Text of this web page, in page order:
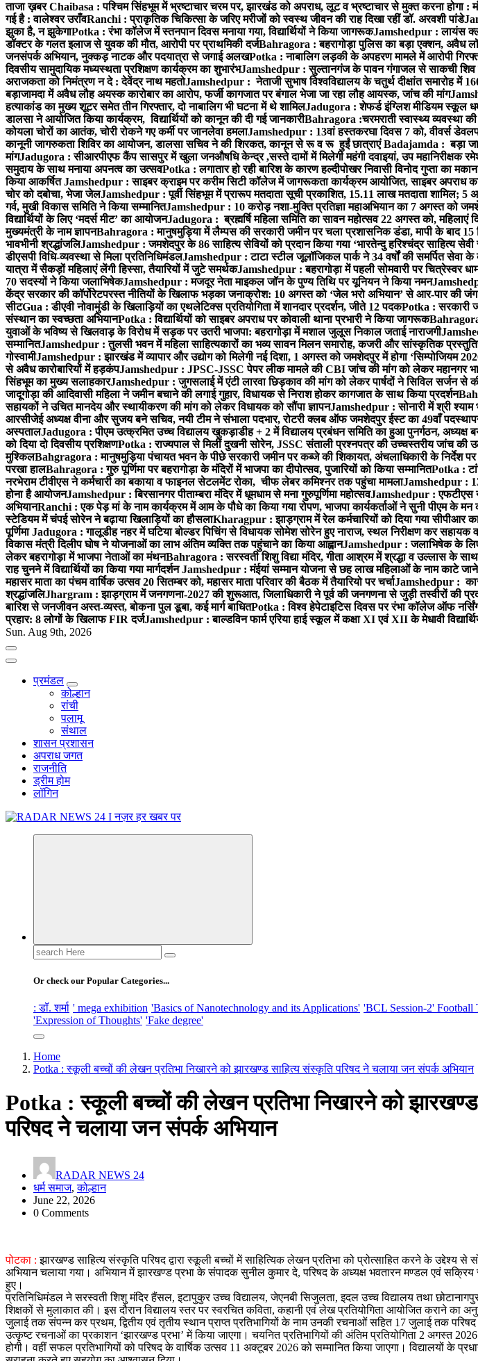
ताजा ख़बरChaibasa : पश्चिम सिंहभूम में भ्रष्टाचार चरम पर, झारखंड को अपराध, लूट व भ्रष्टाचार से मुक्त करना होगा :
गई है : वालेश्वर उराँवRanchi : प्राकृतिक चिकित्सा के जरिए मरीजों को स्वस्थ जीवन की राह दिखा रहीं डॉ. अरवशी पांडे
झुका है, न झुकेगाPotka : रंभा कॉलेज में स्तनपान दिवस मनाया गया, विद्यार्थियों ने किया जागरूकJamshedpur : लायंस
डॉक्टर के गलत इलाज से युवक की मौत, आरोपी पर प्राथमिकी दर्जBahragora : बहरागोड़ा पुलिस का बड़ा एक्शन, अवैध
जनसंपर्क अभियान, नुक्कड़ नाटक और पदयात्रा से जगाई अलखPotka : नाबालिग लड़की के अपहरण मामले में आरोपी
दिवसीय सामुदायिक मध्यस्थता प्रशिक्षण कार्यक्रम का शुभारंभJamshedpur : सुल्तानगंज के पावन गंगाजल से साकची शिव
अराजकता को निमंत्रण न दे : देवेंद्र नाथ महतोJamshedpur : नेताजी सुभाष विश्वविद्यालय के चतुर्थ दीक्षांत समारोह में
बड़ाजामदा में अवैध लौह अयस्क कारोबार का आरोप, फर्जी कागजात पर बंगाल भेजा जा रहा लौह आयस्क, जांच की मांग
हत्याकांड का मुख्य शूटर समेत तीन गिरफ्तार, दो नाबालिग भी घटना में थे शामिलJadugora : शेफर्ड इंग्लिश मीडियम स्कूल
डालसा ने आयोजित किया कार्यक्रम, विद्यार्थियों को कानून की दी गई जानकारीBahragora :चरमराती स्वास्थ्य व्यवस्था
कोयला चोरों का आतंक, चोरी रोकने गए कर्मी पर जानलेवा हमलाJamshedpur : 13वां हस्तकरघा दिवस 7 को, वीवर्स
कानूनी जागरुकता शिविर का आयोजन, डालसा सचिव ने की शिरकत, कानून से रू व रू हुईं छात्राएंBadajamda : बड़ा
मांगJadugora : सीआरपीएफ कैंप सासपुर में खुला जनऔषधि केन्द्र ,सस्ते दामों में मिलेगी महंगी दवाइयां, उप महानिरीक्षक
समुदाय के साथ मनाया अपनत्व का उत्सवPotka : लगातार हो रही बारिश के कारण हल्दीपोखर निवासी विनोद गुप्ता का
किया आकर्षितJamshedpur : साइबर क्राइम पर करीम सिटी कॉलेज में जागरूकता कार्यक्रम आयोजित, साइबर अपराध
चोर को दबोचा, भेजा जेलJamshedpur : पूर्वी सिंहभूम में प्रारूप मतदाता सूची प्रकाशित, 15.11 लाख मतदाता शामिल; 5
गर्व, मुखी विकास समिति ने किया सम्मानितJamshedpur : 10 करोड़ नशा-मुक्ति प्रतिज्ञा महाअभियान का 7 अगस्त को
विद्यार्थियों के लिए ‘मदर्स मीट’ का आयोजनJadugora : ब्रह्मर्षि महिला समिति का सावन महोत्सव 22 अगस्त को, महिलाएं
मुख्यमंत्री के नाम ज्ञापनBahragora : मानुषमुड़िया में लैम्पस की सरकारी जमीन पर चला प्रशासनिक डंडा, मापी के बाद
भावभीनी श्रद्धांजलिJamshedpur : जमशेदपुर के 86 साहित्य सेवियों को प्रदान किया गया ‘भारतेन्दु हरिश्चंद्र साहित्य सेवी
डीएसपी विधि-व्यवस्था से मिला प्रतिनिधिमंडलJamshedpur : टाटा स्टील जूलॉजिकल पार्क ने 34 वर्षों की समर्पित सेवा के
यात्रा में सैकड़ों महिलाएं लेंगी हिस्सा, तैयारियों में जुटे समर्थकJamshedpur : बहरागोड़ा में पहली सोमवारी पर चित्रेस्वर
70 सदस्यों ने किया जलाभिषेकJamshedpur : मजदूर नेता माइकल जॉन के पुण्य तिथि पर यूनियन ने किया नमन
केंद्र सरकार की कॉर्पोरेटपरस्त नीतियों के खिलाफ भड़का जनाक्रोश: 10 अगस्त को ‘जेल भरो अभियान’ से आर-पार की
सीटGua : डीएवी नोवामुंडी के खिलाड़ियों का एथलेटिक्स प्रतियोगिता में शानदार प्रदर्शन, जीते 12 पदकPotka : सरकारी
संस्थान का स्वच्छता अभियानPotka : विद्यार्थियों को साइबर अपराध पर कोवाली थाना प्रभारी ने किया जागरूक
युवाओं के भविष्य से खिलवाड़ के विरोध में सड़क पर उतरी भाजपा: बहरागोड़ा में मशाल जुलूस निकाल जताई नाराजगी
सम्मानितJamshedpur : तुलसी भवन में महिला साहित्यकारों का भव्य सावन मिलन समारोह, कजरी और सांस्कृतिक
गोस्वामीJamshedpur : झारखंड में व्यापार और उद्योग को मिलेगी नई दिशा, 1 अगस्त को जमशेदपुर में होगा ‘सिम्पोजियम
से अवैध कारोबारियों में हड़कंपJamshedpur : JPSC-JSSC पेपर लीक मामले की CBI जांच की मांग को लेकर महानगर
सिंहभूम का मुख्य सलाहकारJamshedpur : जुगसलाई में एंटी लारवा छिड़काव की मांग को लेकर पार्षदों ने सिविल सर्जन से
जादूगोड़ा की आदिवासी महिला ने जमीन बचाने की लगाई गुहार, विधायक से निराश होकर कागजात के साथ किया प्रदर्शन
सहायकों ने उचित मानदेय और स्थायीकरण की मांग को लेकर विधायक को सौंपा ज्ञापनJamshedpur : सोनारी में श्री
आरसीजेई अध्यक्ष वीना और सुजय बने सचिव, नयी टीम ने संभाला पदभार, रोटरी क्लब ऑफ जमशेदपुर ईस्ट का 49वाँ
अस्पतालJadugora : पीएम उत्क्रमित उच्च विद्यालय खुकड़ाडीह + 2 में विद्यालय प्रबंधन समिति का हुआ पुनर्गठन, अध्यक्ष
को दिया दो दिवसीय प्रशिक्षणPotka : राज्यपाल से मिलीं दुखनी सोरेन, JSSC संताली प्रश्नपत्र की उच्चस्तरीय जांच की
मुश्किलBahgragora : मानुषमुड़िया पंचायत भवन के पीछे सरकारी जमीन पर कब्जे की शिकायत, अंचलाधिकारी के निर्देश पर
परखा हालBahragora : गुरु पूर्णिमा पर बहरागोड़ा के मंदिरों में भाजपा का दीपोत्सव, पुजारियों को किया सम्मानितPotka :
नरभेराम टीवीएस ने कर्मचारी का बकाया व फाइनल सेटलमेंट रोका, चीफ लेबर कमिश्नर तक पहुंचा मामलाJamshedpur :
होना है आयोजनJamshedpur : बिरसानगर पीताम्बरा मंदिर में धूमधाम से मना गुरुपूर्णिमा महोत्सवJamshedpur : एफटीएस ने
अभियानRanchi : एक पेड़ मां के नाम कार्यक्रम में आम के पौधे का किया गया रोपण, भाजपा कार्यकर्ताओं ने सुनी पीएम के मन
स्टेडियम में चंपई सोरेन ने बढ़ाया खिलाड़ियों का हौसलाKharagpur : झाड़ग्राम में रेल कर्मचारियों को दिया गया
पूर्णिमाJadugora : गालूडीह नहर में घटिया बोल्डर पिचिंग से विधायक सोमेश सोरेन हुए नाराज, स्थल निरीक्षण कर
विकास मंत्री दिलीप घोष ने योजनाओं का लाभ अंतिम व्यक्ति तक पहुंचाने का किया आह्वानJamshedpur : जलाभिषेक के लिए
लेकर बहरागोड़ा में भाजपा नेताओं का मंथनBahragora : सरस्वती शिशु विद्या मंदिर, गीता आश्रम में श्रद्धा व उल्लास के साथ
राह चुनने में विद्यार्थियों का किया गया मार्गदर्शनJamshedpur : मंईयां सम्मान योजना से छह लाख महिलाओं के नाम काटे
महासर माता का पंचम वार्षिक उत्सव 20 सितम्बर को, महासर माता परिवार की बैठक में तैयारियो पर चर्चाJamshedpur :
श्रद्धांजलिJhargram : झाड़ग्राम में जनगणना-2027 की शुरूआत, जिलाधिकारी ने पूर्व की जनगणना से जुड़ी तस्वीरों की
बारिश से जनजीवन अस्त-व्यस्त, बोकना पुल डूबा, कई मार्ग बाधितPotka : विश्व हेपेटाइटिस दिवस पर रंभा कॉलेज ऑफ
प्रहार: 8 लोगों के खिलाफ FIR दर्जJamshedpur : बाल्डविन फार्म एरिया हाई स्कूल में कक्षा XI एवं XII के मेधावी
Sun. Aug 9th, 2026
प्रमंडल
कोल्हान
रांची
पलामू
संथाल
शासन प्रशासन
अपराध जगत
राजनीति
ड्रीम होम
लॉगिन
Search
for:
Or check our Popular Categories...
: डॉ. शर्मा ' mega exhibition 'Basics of Nanotechnology and its Applications' 'BCL Session-2' Football
'Expression of Thoughts' 'Fake degree'
Home
Potka : स्कूली बच्चों की लेखन प्रतिभा निखारने को झारखण्ड साहित्य संस्कृति परिषद ने चलाया जन संपर्क अभियान
Potka : स्कूली बच्चों की लेखन प्रतिभा निखारने को
परिषद ने चलाया जन संपर्क अभियान
RADAR NEWS 24
धर्म समाज,कोल्हान
June 22, 2026
0 Comments
पोटका : झारखण्ड साहित्य संस्कृति परिषद द्वारा स्कूली बच्चों में साहित्यिक लेखन प्रतिभा को प्रोत्साहित करने के उद्देश्य से
अभियान चलाया गया। अभियान में झारखण्ड प्रभा के संपादक सुनील कुमार दे, परिषद के अध्यक्ष भवतारन मण्डल एवं
हुए।
प्रतिनिधिमंडल ने सरस्वती शिशु मंदिर हैंसल, इटापुकुर उच्च विद्यालय, जेएनबी सिजुलता, इदल उच्च विद्यालय तथा
शिक्षकों से मुलाकात की। इस दौरान विद्यालय स्तर पर स्वरचित कविता, कहानी एवं लेख प्रतियोगिता आयोजित कराने का
जुलाई तक संपन्न कर प्रथम, द्वितीय एवं तृतीय स्थान प्राप्त प्रतिभागियों के नाम उनकी रचनाओं सहित 17 जुलाई तक
उत्कृष्ट रचनाओं का प्रकाशन ‘झारखण्ड प्रभा’ में किया जाएगा। चयनित प्रतिभागियों की अंतिम प्रतियोगिता 2 अगस्त
होगी। वहीं सफल प्रतिभागियों को परिषद के वार्षिक उत्सव 11 अक्टूबर 2026 को सम्मानित किया जाएगा। विद्यालयों के